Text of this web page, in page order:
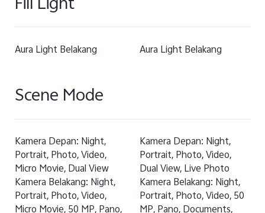
Aura Light Belakang Aura Light Belakang
Scene Mode
Kamera Depan: Night,
Portrait, Photo, Video,
Micro Movie, Dual View
Kamera Belakang: Night,
Portrait, Photo, Video,
Kamera Depan: Night,
Portrait, Photo, Video,
Dual View, Live Photo
Kamera Belakang: Night,
Portrait, Photo, Video, 50